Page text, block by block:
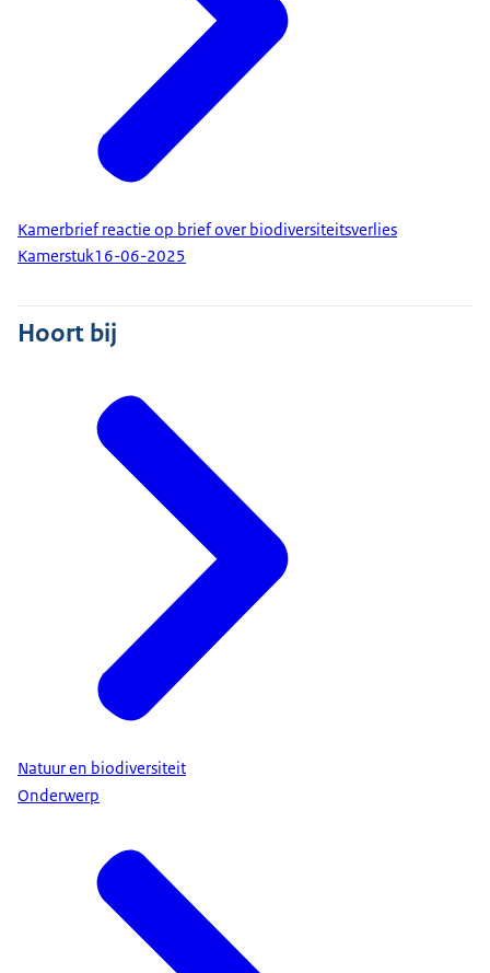
Kamerbrief reactie op brief over biodiversiteitsverlies
Kamerstuk16-06-2025
Hoort bij
Natuur en biodiversiteit
Onderwerp